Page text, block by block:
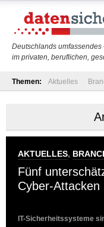
Deutschlands
im privaten, beruflichen,
Themen: Aktuelles
AKTUELLES,
Fünf
Cyber-Attacken
IT-Sicherheitssysteme